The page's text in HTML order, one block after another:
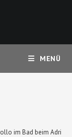
MENÜ
im Bad beim Adria